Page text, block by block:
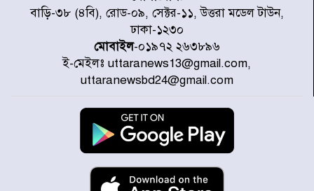
জুলাই জাদুঘর ঘুরে দেখলেন এনসিপি
নেতারা
যুক্তরাষ্ট্রে দাবানল নেভাতে গিয়ে
হেলিকপ্টার বিধ্বস্ত, নিহত ১
মজুদদারের সর্বোচ্চ শাস্তি মৃত্যুদণ্ড, তাই
ভেবে মজুদ করবেন : আইনমন্ত্রী
বাড়ি-৩৮ (৪বি), রোড-০৯, সেক্টর-১১, উত্তরা মডেল টাউন,
ঢাকা-১২৩০
মোবাইল-০১৯৭২ ২৬৩৮৯৬
ই-মেইলঃ uttaranews13@gmail.com,
uttaranewsbd24@gmail.com